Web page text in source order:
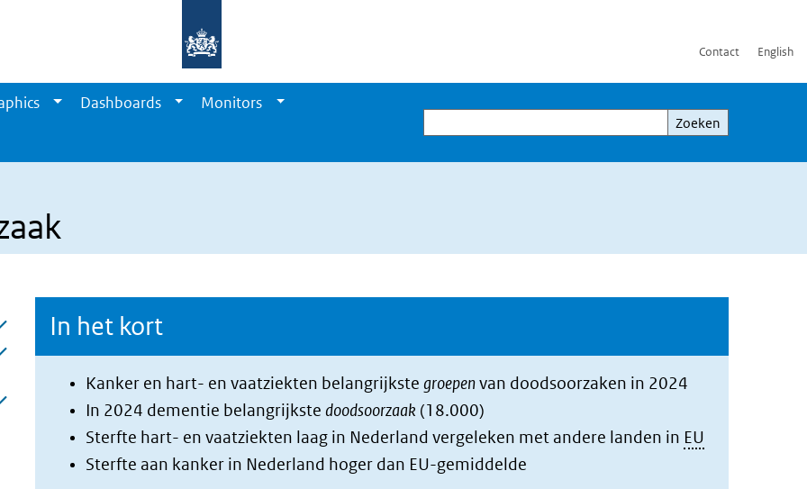
Contact English
Dashboards
Monitors
Zoeken
Zoeken
In het kort
Kanker en hart- en vaatziekten belangrijkste groepenvan doodsoorzaken in 2024
In 2024 dementie belangrijkste doodsoorzaak (18.000)
Sterfte hart- en vaatziekten laag in Nederland vergeleken met andere landen in EU
Sterfte aan kanker in Nederland hoger dan EU-gemiddelde